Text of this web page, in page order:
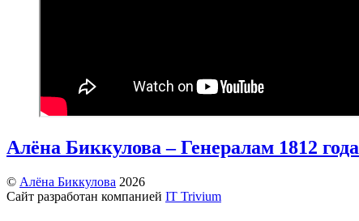
Алёна Биккулова – Генералам 1812 года
© Алёна Биккулова 2026
Сайт разработан компанией IT Trivium